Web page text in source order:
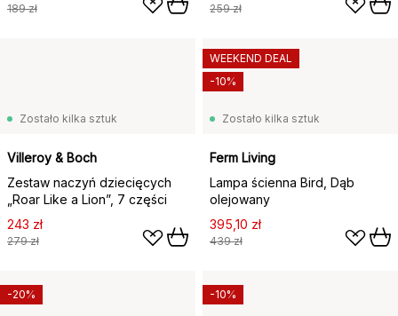
189 zł 259 zł
Zostało kilka sztuk
Villeroy & Boch
Zestaw naczyń dziecięcych
„Roar Like a Lion”, 7 części
243 zł
279 zł
Zostało kilka sztuk
Ferm Living
Lampa ścienna Bird, Dąb
olejowany
395,10 zł
439 zł
WEEKEND DEAL
-10%
-20% -10%